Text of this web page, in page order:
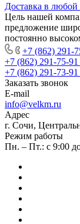
Доставка в
Цель нашей
предложение
постоянно
+7 (862) 291-
+7 (862) 291-75-91
+7 (862) 291-73-91
Заказать звонок
E-mail
info@velkm.ru
Адрес
г. Сочи,
Режим работы
Пн. – Пт.: с 9:00